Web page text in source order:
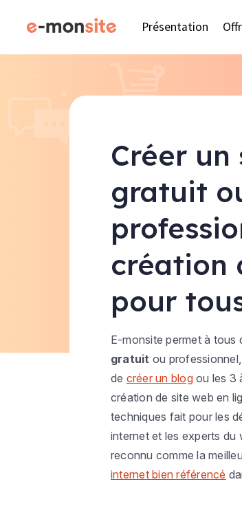
Présentation
Créer
gratuit
création
pour
E-monsite permet à tous
gratuit ou
de créer un blogou les 3
création de site web en
techniques fait pour les
internet et les experts
reconnu comme la
internet bien référencé